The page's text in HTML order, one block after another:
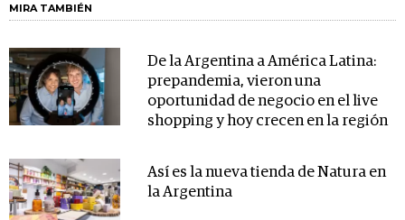
MIRA TAMBIÉN
De la Argentina a América Latina:
prepandemia, vieron una
oportunidad de negocio en el live
shopping y hoy crecen en la región
Así es la nueva tienda de Natura en
la Argentina